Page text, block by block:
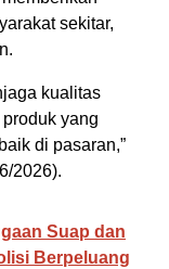
sekitar,
kualitas
yang
di pasaran,”
2026).
Suap dan
Berpeluang